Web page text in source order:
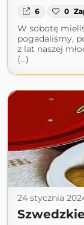
6 0
W sobotę
pogadaliśmy,
z lat naszej
(...)
24 stycznia